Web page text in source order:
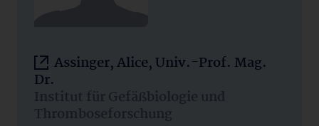
Assinger, Alice, Univ.-Prof. Mag.
Dr.
Institut für Gefäßbiologie und
Thromboseforschung